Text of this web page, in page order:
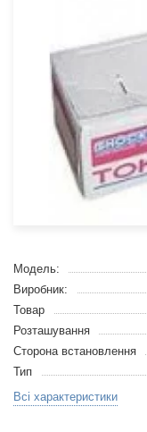
Модель:
Виробник:
Товар
Розташування
Сторона встановлення
Тип
Всі характеристики